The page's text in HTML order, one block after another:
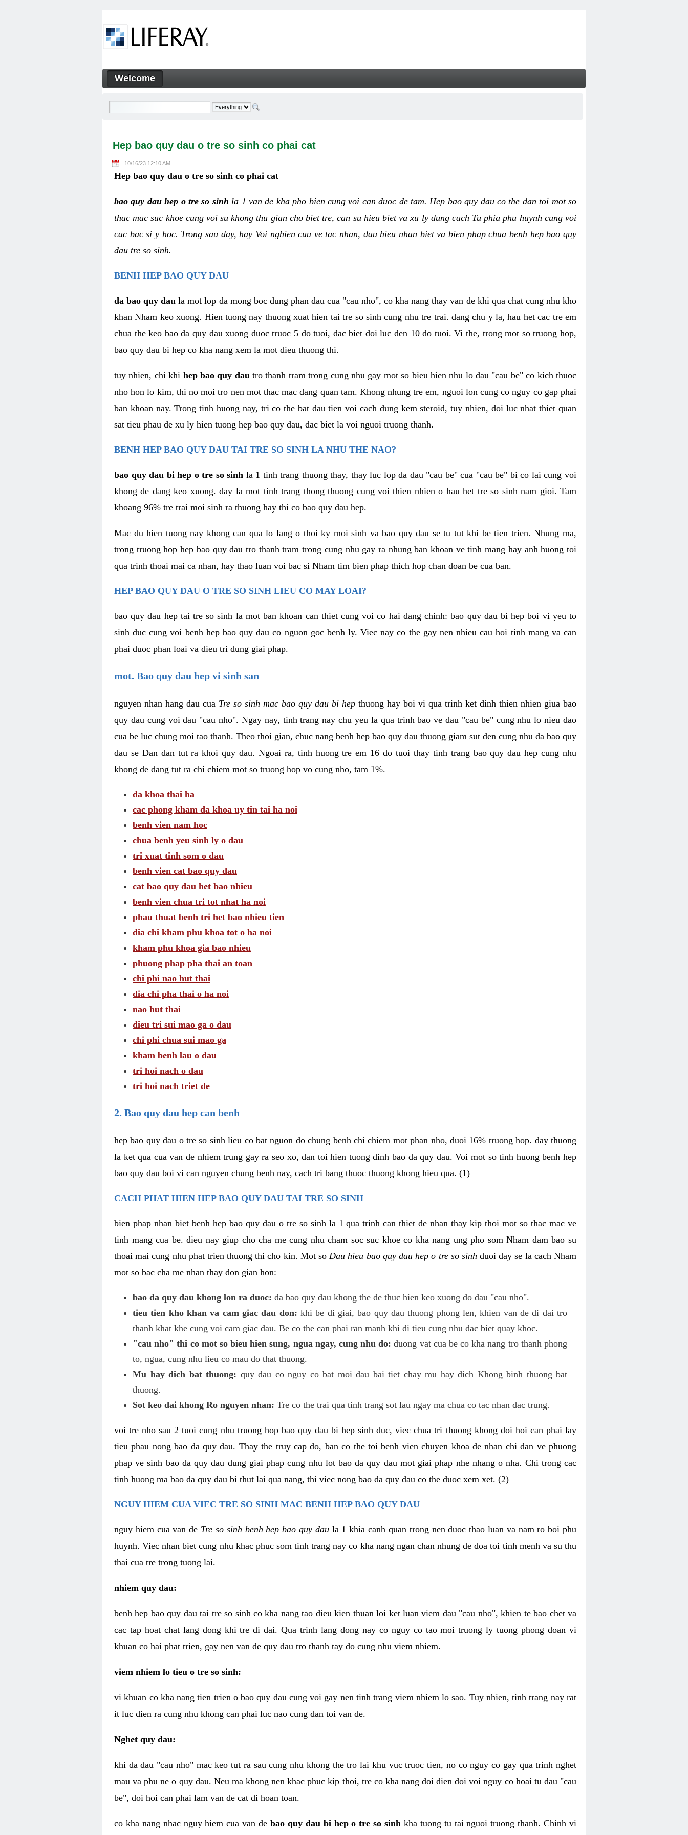
Hep bao quy dau o tre so sinh co phai cat - Welcome
Navigation
Welcome
Hep bao quy dau o tre so sinh co phai cat
10/16/23 12:10 AM
Hep bao quy dau o tre so sinh co phai cat
bao quy dau hep o tre so sinh la 1 van de kha pho bien cung voi can duoc de tam. Hep bao quy dau co the dan toi mot so
thac mac suc khoe cung voi su khong thu gian cho biet tre, can su hieu biet va xu ly dung cach Tu phia phu huynh cung voi
cac bac si y hoc. Trong sau day, hay Voi nghien cuu ve tac nhan, dau hieu nhan biet va bien phap chua benh hep bao quy
dau tre so sinh.
BENH HEP BAO QUY DAU
da bao quy dau la mot lop da mong boc dung phan dau cua "cau nho", co kha nang thay van de khi qua chat cung nhu kho
khan Nham keo xuong. Hien tuong nay thuong xuat hien tai tre so sinh cung nhu tre trai. dang chu y la, hau het cac tre em
chua the keo bao da quy dau xuong duoc truoc 5 do tuoi, dac biet doi luc den 10 do tuoi. Vi the, trong mot so truong hop,
bao quy dau bi hep co kha nang xem la mot dieu thuong thi.
tuy nhien, chi khi hep bao quy dau tro thanh tram trong cung nhu gay mot so bieu hien nhu lo dau "cau be" co kich thuoc
nho hon lo kim, thi no moi tro nen mot thac mac dang quan tam. Khong nhung tre em, nguoi lon cung co nguy co gap phai
ban khoan nay. Trong tinh huong nay, tri co the bat dau tien voi cach dung kem steroid, tuy nhien, doi luc nhat thiet quan
sat tieu phau de xu ly hien tuong hep bao quy dau, dac biet la voi nguoi truong thanh.
BENH HEP BAO QUY DAU TAI TRE SO SINH LA NHU THE NAO?
bao quy dau bi hep o tre so sinh la 1 tinh trang thuong thay, thay luc lop da dau "cau be" cua "cau be" bi co lai cung voi
khong de dang keo xuong. day la mot tinh trang thong thuong cung voi thien nhien o hau het tre so sinh nam gioi. Tam
khoang 96% tre trai moi sinh ra thuong hay thi co bao quy dau hep.
Mac du hien tuong nay khong can qua lo lang o thoi ky moi sinh va bao quy dau se tu tut khi be tien trien. Nhung ma,
trong truong hop hep bao quy dau tro thanh tram trong cung nhu gay ra nhung ban khoan ve tinh mang hay anh huong toi
qua trinh thoai mai ca nhan, hay thao luan voi bac si Nham tim bien phap thich hop chan doan be cua ban.
HEP BAO QUY DAU O TRE SO SINH LIEU CO MAY LOAI?
bao quy dau hep tai tre so sinh la mot ban khoan can thiet cung voi co hai dang chinh: bao quy dau bi hep boi vi yeu to
sinh duc cung voi benh hep bao quy dau co nguon goc benh ly. Viec nay co the gay nen nhieu cau hoi tinh mang va can
phai duoc phan loai va dieu tri dung giai phap.
mot. Bao quy dau hep vi sinh san
nguyen nhan hang dau cua Tre so sinh mac bao quy dau bi hep thuong hay boi vi qua trinh ket dinh thien nhien giua bao
quy dau cung voi dau "cau nho". Ngay nay, tinh trang nay chu yeu la qua trinh bao ve dau "cau be" cung nhu lo nieu dao
cua be luc chung moi tao thanh. Theo thoi gian, chuc nang benh hep bao quy dau thuong giam sut den cung nhu da bao quy
dau se Dan dan tut ra khoi quy dau. Ngoai ra, tinh huong tre em 16 do tuoi thay tinh trang bao quy dau hep cung nhu
khong de dang tut ra chi chiem mot so truong hop vo cung nho, tam 1%.
da khoa thai ha
cac phong kham da khoa uy tin tai ha noi
benh vien nam hoc
chua benh yeu sinh ly o dau
tri xuat tinh som o dau
benh vien cat bao quy dau
cat bao quy dau het bao nhieu
benh vien chua tri tot nhat ha noi
phau thuat benh tri het bao nhieu tien
dia chi kham phu khoa tot o ha noi
kham phu khoa gia bao nhieu
phuong phap pha thai an toan
chi phi nao hut thai
dia chi pha thai o ha noi
nao hut thai
dieu tri sui mao ga o dau
chi phi chua sui mao ga
kham benh lau o dau
tri hoi nach o dau
tri hoi nach triet de
2. Bao quy dau hep can benh
hep bao quy dau o tre so sinh lieu co bat nguon do chung benh chi chiem mot phan nho, duoi 16% truong hop. day thuong
la ket qua cua van de nhiem trung gay ra seo xo, dan toi hien tuong dinh bao da quy dau. Voi mot so tinh huong benh hep
bao quy dau boi vi can nguyen chung benh nay, cach tri bang thuoc thuong khong hieu qua. (1)
CACH PHAT HIEN HEP BAO QUY DAU TAI TRE SO SINH
bien phap nhan biet benh hep bao quy dau o tre so sinh la 1 qua trinh can thiet de nhan thay kip thoi mot so thac mac ve
tinh mang cua be. dieu nay giup cho cha me cung nhu cham soc suc khoe co kha nang ung pho som Nham dam bao su
thoai mai cung nhu phat trien thuong thi cho kin. Mot so Dau hieu bao quy dau hep o tre so sinhduoi day se la cach Nham
mot so bac cha me nhan thay don gian hon:
bao da quy dau khong lon ra duoc: da bao quy dau khong the de thuc hien keo xuong do dau "cau nho".
tieu tien kho khan va cam giac dau don: khi be di giai, bao quy dau thuong phong len, khien van de di dai tro
thanh khat khe cung voi cam giac dau. Be co the can phai ran manh khi di tieu cung nhu dac biet quay khoc.
"cau nho" thi co mot so bieu hien sung, ngua ngay, cung nhu do: duong vat cua be co kha nang tro thanh phong
to, ngua, cung nhu lieu co mau do that thuong.
Mu hay dich bat thuong: quy dau co nguy co bat moi dau bai tiet chay mu hay dich Khong binh thuong bat
thuong.
Sot keo dai khong Ro nguyen nhan: Tre co the trai qua tinh trang sot lau ngay ma chua co tac nhan dac trung.
voi tre nho sau 2 tuoi cung nhu truong hop bao quy dau bi hep sinh duc, viec chua tri thuong khong doi hoi can phai lay
tieu phau nong bao da quy dau. Thay the truy cap do, ban co the toi benh vien chuyen khoa de nhan chi dan ve phuong
phap ve sinh bao da quy dau dung giai phap cung nhu lot bao da quy dau mot giai phap nhe nhang o nha. Chi trong cac
tinh huong ma bao da quy dau bi thut lai qua nang, thi viec nong bao da quy dau co the duoc xem xet. (2)
NGUY HIEM CUA VIEC TRE SO SINH MAC BENH HEP BAO QUY DAU
nguy hiem cua van de Tre so sinh benh hep bao quy daula 1 khia canh quan trong nen duoc thao luan va nam ro boi phu
huynh. Viec nhan biet cung nhu khac phuc som tinh trang nay co kha nang ngan chan nhung de doa toi tinh menh va su thu
thai cua tre trong tuong lai.
nhiem quy dau:
benh hep bao quy dau tai tre so sinh co kha nang tao dieu kien thuan loi ket luan viem dau "cau nho", khien te bao chet va
cac tap hoat chat lang dong khi tre di dai. Qua trinh lang dong nay co nguy co tao moi truong ly tuong phong doan vi
khuan co hai phat trien, gay nen van de quy dau tro thanh tay do cung nhu viem nhiem.
viem nhiem lo tieu o tre so sinh:
vi khuan co kha nang tien trien o bao quy dau cung voi gay nen tinh trang viem nhiem lo sao. Tuy nhien, tinh trang nay rat
it luc dien ra cung nhu khong can phai luc nao cung dan toi van de.
Nghet quy dau:
khi da dau "cau nho" mac keo tut ra sau cung nhu khong the tro lai khu vuc truoc tien, no co nguy co gay qua trinh nghet
mau va phu ne o quy dau. Neu ma khong nen khac phuc kip thoi, tre co kha nang doi dien doi voi nguy co hoai tu dau "cau
be", doi hoi can phai lam van de cat di hoan toan.
co kha nang nhac nguy hiem cua van de bao quy dau bi hep o tre so sinh kha tuong tu tai nguoi truong thanh. Chinh vi